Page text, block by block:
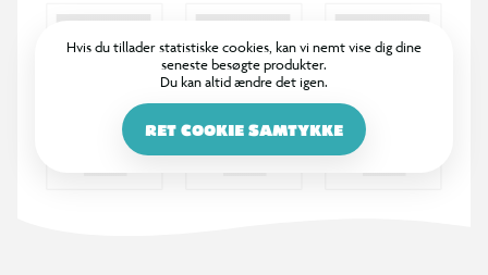
Hvis du tillader statistiske cookies, kan vi nemt vise dig dine
seneste besøgte produkter.
Du kan altid ændre det igen.
RET COOKIE SAMTYKKE